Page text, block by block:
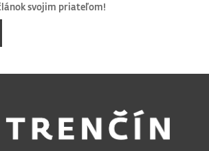
svojim priateľom!